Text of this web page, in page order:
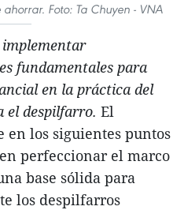
Foto: Ta Chuyen - VNA
fundamentales para
en la práctica del
despilfarro. El
en los siguientes puntos
perfeccionar el marco
base sólida para
los despilfarros